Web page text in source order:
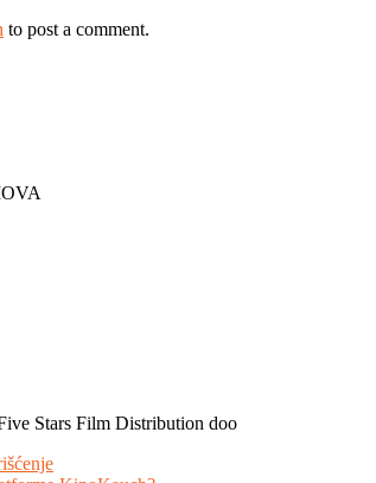
to post a comment.
Stars Film Distribution doo